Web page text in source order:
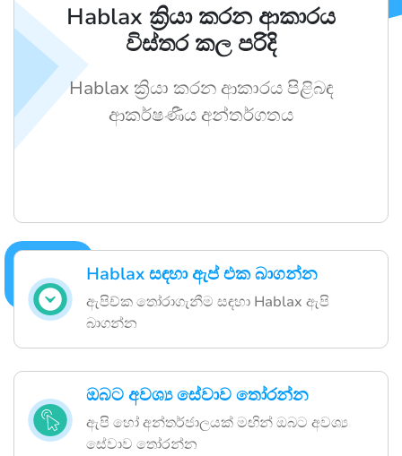
Hablax සඳහා ඇප් එක බාගන්න
ඇපිච්ක තෝරාගැනීම සඳහා Hablax ඇපි
බාගන්න
ඔබට අවශ්‍ය සේවාව තෝරන්න
ඇපි හෝ අන්තර්ජාලයක් මඟින් ඔබට අවශ්‍ය
සේවාව තෝරන්න
Hablax ක්‍රියා කරන ආකාරය
විස්තර කල පරිදි
Hablax ක්‍රියා කරන ආකාරය පිළිබඳ
ආකර්ෂණීය අන්තර්ගතය